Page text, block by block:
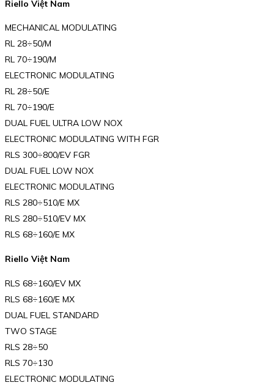
Riello Việt Nam
MECHANICAL MODULATING
RL 28÷50/M
RL 70÷190/M
ELECTRONIC MODULATING
RL 28÷50/E
RL 70÷190/E
DUAL FUEL ULTRA LOW NOX
ELECTRONIC MODULATING WITH FGR
RLS 300÷800/EV FGR
DUAL FUEL LOW NOX
ELECTRONIC MODULATING
RLS 280÷510/E MX
RLS 280÷510/EV MX
RLS 68÷160/E MX
Riello Việt Nam
RLS 68÷160/EV MX
RLS 68÷160/E MX
DUAL FUEL STANDARD
TWO STAGE
RLS 28÷50
RLS 70÷130
ELECTRONIC MODULATING